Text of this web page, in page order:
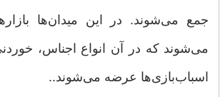
جمع می‌شوند. در این میدان‌ها
می‌شوند که در آن انواع اجناس،
اسباب‌بازی‌ها عرضه می‌شوند..